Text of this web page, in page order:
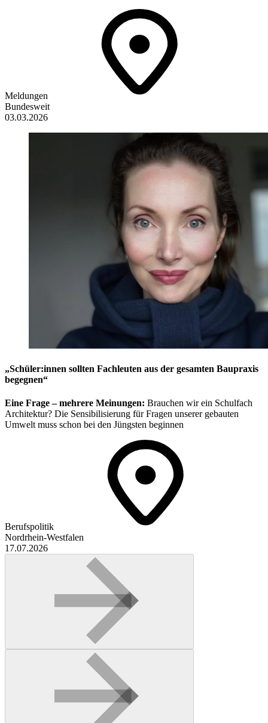
Meldungen
Bundesweit
03.03.2026
„Schüler:innen sollten Fachleuten aus der gesamten Baupraxis
begegnen“
Eine Frage – mehrere Meinungen: Brauchen wir ein Schulfach
Architektur? Die Sensibilisierung für Fragen unserer gebauten
Umwelt muss schon bei den Jüngsten beginnen
Berufspolitik
Nordrhein-Westfalen
17.07.2026